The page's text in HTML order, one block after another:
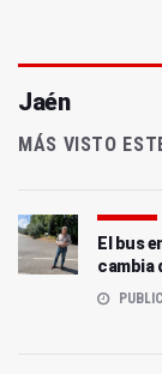
Jaén
MÁS VISTO
El bus
cambia